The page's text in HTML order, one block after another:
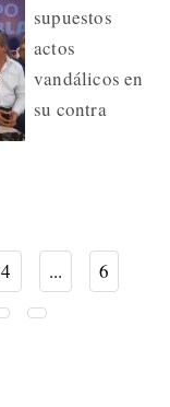
supuestos
actos
vandálicos en
su contra
4 ...
6